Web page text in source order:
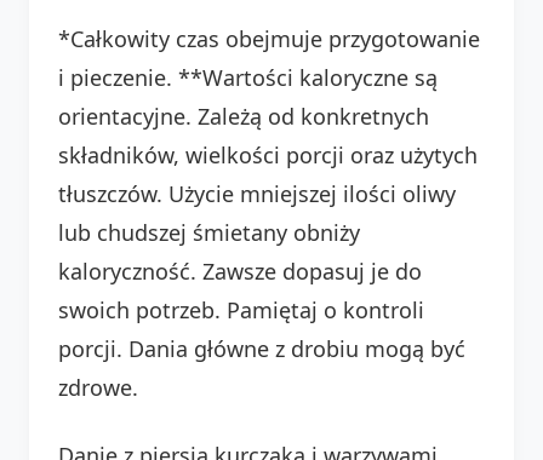
*Całkowity czas obejmuje przygotowanie
i pieczenie. **Wartości kaloryczne są
orientacyjne. Zależą od konkretnych
składników, wielkości porcji oraz użytych
tłuszczów. Użycie mniejszej ilości oliwy
lub chudszej śmietany obniży
kaloryczność. Zawsze dopasuj je do
swoich potrzeb. Pamiętaj o kontroli
porcji. Dania główne z drobiu mogą być
zdrowe.